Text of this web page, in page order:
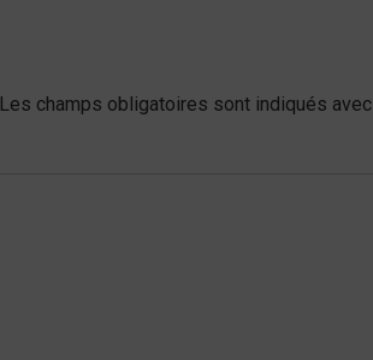
Les champs obligatoires sont indiqués avec